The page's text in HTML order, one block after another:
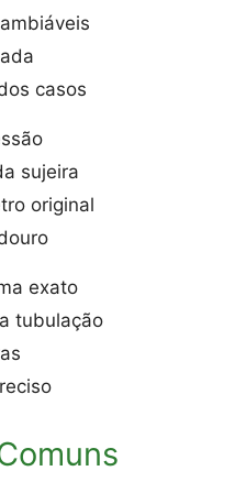
casos
sujeira
original
exato
tubulação